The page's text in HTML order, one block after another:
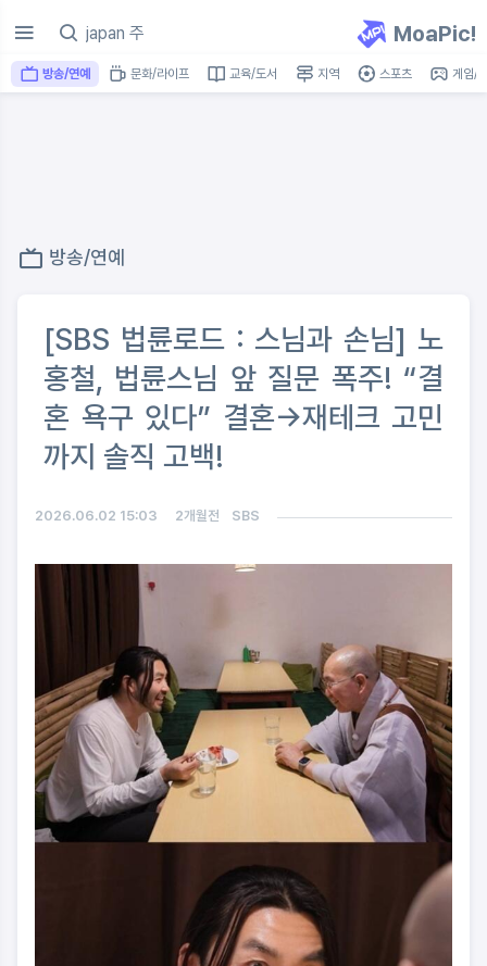
MoaPic!
방송/연예 문화/라이프 교육/도서 지역 스포츠 게임/
방송/연예
[SBS 법륜로드 : 스님과 손님] 노
홍철, 법륜스님 앞 질문 폭주! “결
혼 욕구 있다” 결혼→재테크 고민
까지 솔직 고백!
2026.06.02 15:03 2개월전 SBS